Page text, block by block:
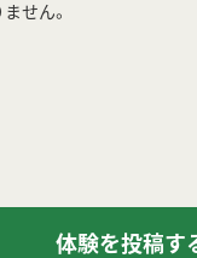
せん。
体験を投稿す